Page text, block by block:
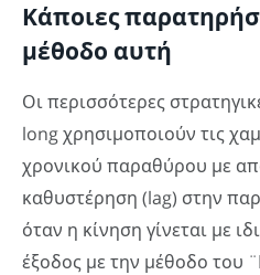
Κάποιες
μέθοδο αυτή
Οι περισσότερες
long χρησιμοποιούν τις
χρονικού παραθύρου με
καθυστέρηση (lag) στην
όταν η κίνηση γίνεται με
έξοδος με την μέθοδο του